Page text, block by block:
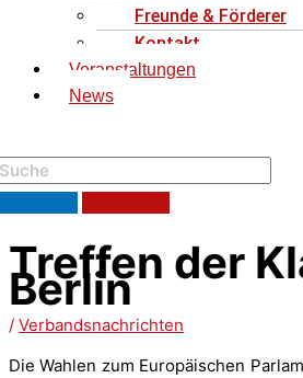
Freunde & Förderer
Kontakt
Veranstaltungen
News
Treffen der
Berlin
/ Verbandsnachrichten
Die Wahlen zum Europäischen